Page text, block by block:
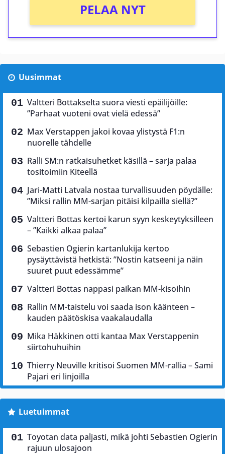
PELAA NYT
Uusimmat
Valtteri Bottakselta suora viesti epäilijöille:
”Parhaat vuoteni ovat vielä edessä”
Max Verstappen jakoi kovaa ylistystä F1:n
nuorelle tähdelle
Ralli SM:n ratkaisuhetket käsillä – sarja palaa
tositoimiin Kiteellä
Jari-Matti Latvala nostaa turvallisuuden pöydälle:
”Miksi rallin MM-sarjan pitäisi kilpailla siellä?”
Valtteri Bottas kertoi karun syyn keskeytyksilleen
– ”Kaikki alkaa palaa”
Sebastien Ogierin kartanlukija kertoo
pysäyttävistä hetkistä: ”Nostin katseeni ja näin
suuret puut edessämme”
Valtteri Bottas nappasi paikan MM-kisoihin
Rallin MM-taistelu voi saada ison käänteen –
kauden päätöskisa vaakalaudalla
Mika Häkkinen otti kantaa Max Verstappenin
siirtohuhuihin
Thierry Neuville kritisoi Suomen MM-rallia – Sami
Pajari eri linjoilla
Luetuimmat
Toyotan data paljasti, mikä johti Sebastien Ogierin
rajuun ulosajoon